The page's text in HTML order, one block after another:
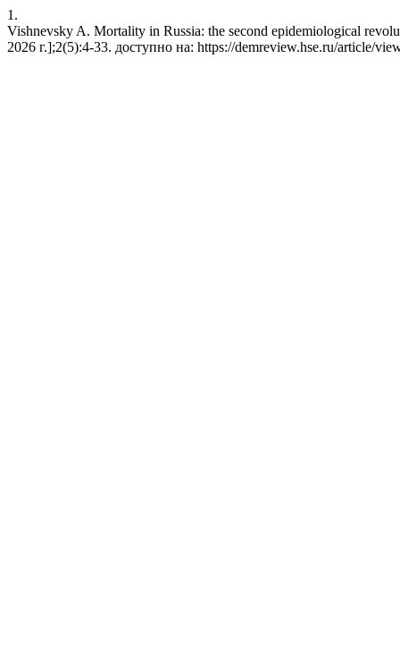
1.
Vishnevsky A. Mortality in Russia: the second epidemiological
2026 г.];2(5):4-33. доступно на: https://demreview.hse.ru/article/